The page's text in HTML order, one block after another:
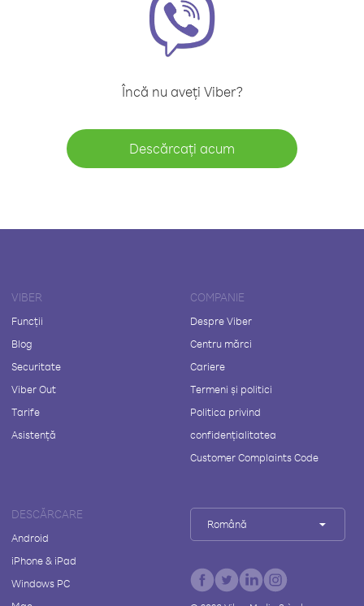
Încă nu aveți Viber?
Descărcați acum
VIBER
Funcții
Blog
Securitate
Viber Out
Tarife
Asistență
COMPANIE
Despre Viber
Centru mărci
Cariere
Termeni și politici
Politica privind
confidențialitatea
Customer Complaints Code
DESCĂRCARE
Android
iPhone & iPad
Windows PC
Română